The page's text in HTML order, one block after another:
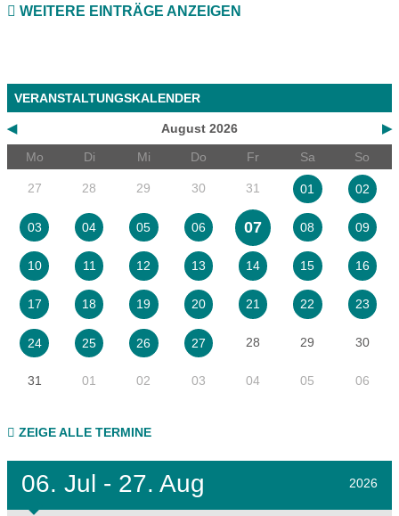
WEITERE EINTRÄGE ANZEIGEN
VERANSTALTUNGSKALENDER
◀ ▶
August 2026
Mo
Di Mi Do Fr Sa So
27 28 29 30 31 01 02
03 04 05 06 07 08 09
10 11 12 13 14 15 16
17 18 19 20 21 22 23
24 25 26 27 28 29 30
31 01 02 03 04 05 06
ZEIGE ALLE TERMINE
06. Jul - 27. Aug 2026